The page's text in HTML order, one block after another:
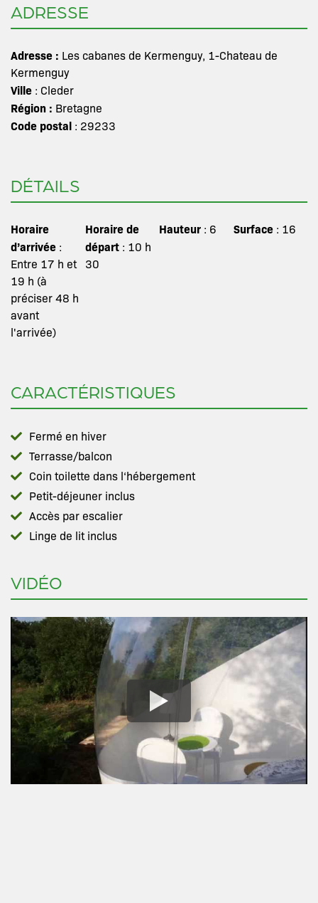
ADRESSE
Adresse : Les cabanes de Kermenguy, 1-Chateau de
Kermenguy
Ville : Cleder
Région : Bretagne
Code postal : 29233
DÉTAILS
Horaire
d’arrivée :
Entre 17 h et
19 h (à
préciser 48 h
avant
l'arrivée)
Horaire de
départ: 10 h
30
Hauteur : 6 Surface: 16
CARACTÉRISTIQUES
Fermé en hiver
Terrasse/balcon
Coin toilette dans l‘hébergement
Petit-déjeuner inclus
Accès par escalier
Linge de lit inclus
VIDÉO